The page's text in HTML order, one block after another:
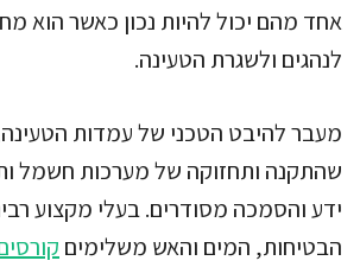
אחד מהם יכול להיות נכון כאשר הוא
לנהגים ולשגרת הטעינה.
מעבר להיבט הטכני של עמדות
שהתקנה ותחזוקה של מערכות חשמל
ידע והסמכה מסודרים. בעלי מקצוע
הבטיחות, המים והאש משלימים